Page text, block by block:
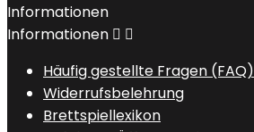
Informationen
Informationen  
Häufig gestellte Fragen (FAQ)
Widerrufsbelehrung
Brettspiellexikon